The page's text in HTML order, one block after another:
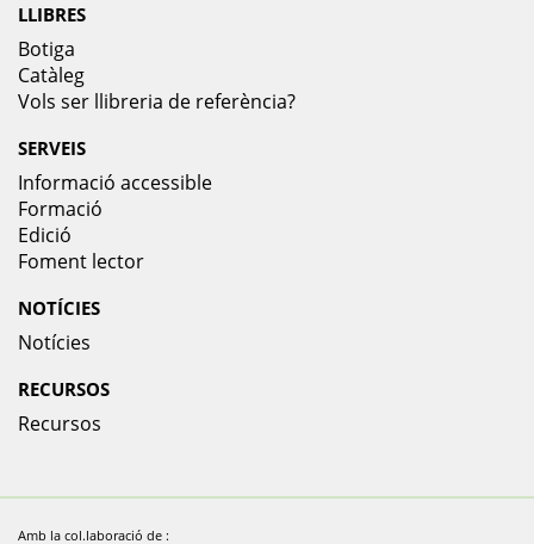
LLIBRES
Botiga
Catàleg
Vols ser llibreria de referència?
SERVEIS
Informació accessible
Formació
Edició
Foment lector
NOTÍCIES
Notícies
RECURSOS
Recursos
Amb la col.laboració de :